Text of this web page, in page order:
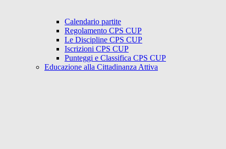
Calendario partite
Regolamento CPS CUP
Le Discipline CPS CUP
Iscrizioni CPS CUP
Punteggi e Classifica CPS CUP
Educazione alla Cittadinanza Attiva